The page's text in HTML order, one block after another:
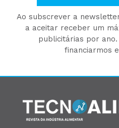
Ao subscrever a
a aceitar receber um
publicitárias por
financiarmos